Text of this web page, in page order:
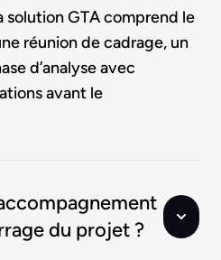
solution GTA comprend le
réunion de cadrage, un
d’analyse avec
avant le
du projet ?